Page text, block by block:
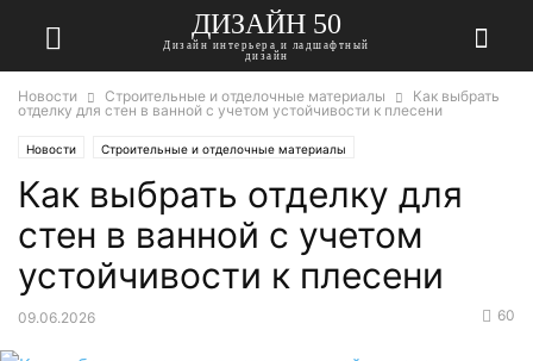
ДИЗАЙН 50
Дизайн интерьера и ладшафтный
дизайн
Новости Строительные и отделочные материалы
Как выбрать
отделку для стен в ванной с учетом устойчивости к плесени
Новости Строительные и отделочные материалы
Как выбрать отделку для
стен в ванной с учетом
устойчивости к плесени
09.06.2026 60